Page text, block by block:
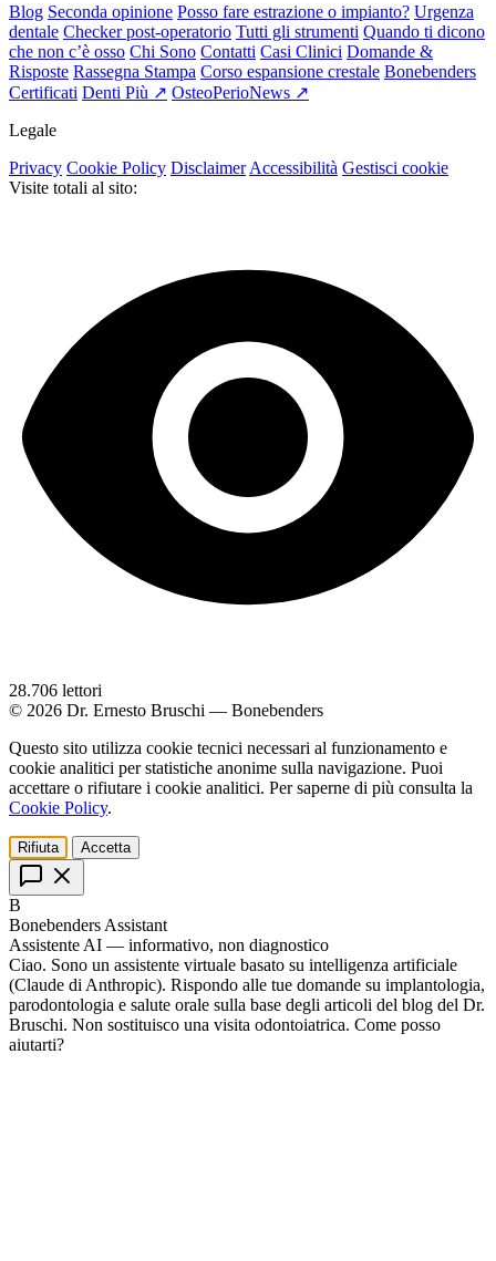
Blog Seconda opinione Posso fare estrazione o impianto? Urgenza
dentale Checker post-operatorio Tutti gli strumenti Quando ti dicono
che non c’è osso Chi Sono Contatti Casi Clinici Domande &
Risposte Rassegna Stampa Corso espansione crestale Bonebenders
Certificati Denti Più ↗ OsteoPerioNews ↗
Legale
Privacy Cookie Policy Disclaimer Accessibilità Gestisci cookie
Visite totali al sito:
28.706 lettori
© 2026 Dr. Ernesto Bruschi — Bonebenders
Questo sito utilizza cookie tecnici necessari al funzionamento e
cookie analitici per statistiche anonime sulla navigazione. Puoi
accettare o rifiutare i cookie analitici. Per saperne di più consulta la
Cookie Policy.
Rifiuta Accetta
B
Bonebenders Assistant
Assistente AI — informativo, non diagnostico
Ciao. Sono un assistente virtuale basato su intelligenza artificiale
(Claude di Anthropic). Rispondo alle tue domande su implantologia,
parodontologia e salute orale sulla base degli articoli del blog del Dr.
Bruschi. Non sostituisco una visita odontoiatrica. Come posso
aiutarti?